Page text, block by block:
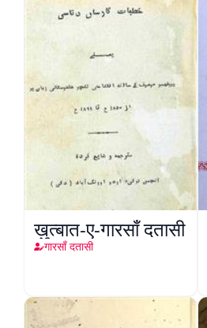
ख़ुत्बात-ए-गारसाँ दतासी
गारसाँ दतासी